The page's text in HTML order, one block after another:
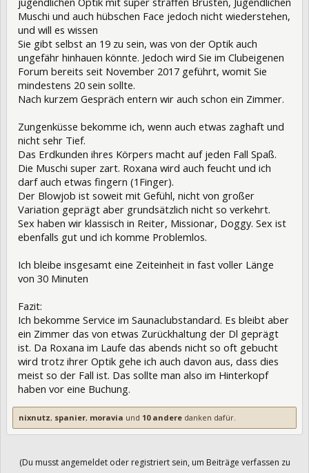
Muschi und auch hübschen Face jedoch nicht wiederstehen,
und will es wissen
Sie gibt selbst an 19 zu sein, was von der Optik auch
ungefähr hinhauen könnte. Jedoch wird Sie im Clubeigenen
Forum bereits seit November 2017 geführt, womit Sie
mindestens 20 sein sollte.
Nach kurzem Gespräch entern wir auch schon ein Zimmer.
Zungenküsse bekomme ich, wenn auch etwas zaghaft und
nicht sehr Tief.
Das Erdkunden ihres Körpers macht auf jeden Fall Spaß.
Die Muschi super zart. Roxana wird auch feucht und ich
darf auch etwas fingern (1Finger).
Der Blowjob ist soweit mit Gefühl, nicht von großer
Variation geprägt aber grundsätzlich nicht so verkehrt.
Sex haben wir klassisch in Reiter, Missionar, Doggy. Sex ist
ebenfalls gut und ich komme Problemlos.
Ich bleibe insgesamt eine Zeiteinheit in fast voller Länge
von 30 Minuten
Fazit:
Ich bekomme Service im Saunaclubstandard. Es bleibt aber
ein Zimmer das von etwas Zurückhaltung der Dl geprägt
ist. Da Roxana im Laufe das abends nicht so oft gebucht
wird trotz ihrer Optik gehe ich auch davon aus, dass dies
meist so der Fall ist. Das sollte man also im Hinterkopf
haben vor eine Buchung.
nixnutz, spanier, moravia und 10 andere danken dafür.
(Du musst angemeldet oder registriert sein, um Beiträge verfassen zu